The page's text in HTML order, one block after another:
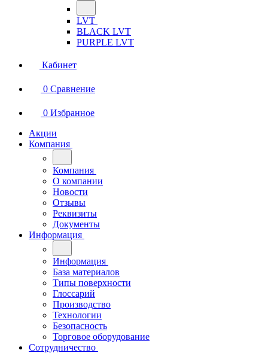
LVT
BLACK LVT
PURPLE LVT
Кабинет
0 Сравнение
0 Избранное
Акции
Компания
Компания
О компании
Новости
Отзывы
Реквизиты
Документы
Информация
Информация
База материалов
Типы поверхности
Глоссарий
Производство
Технологии
Безопасность
Торговое оборудование
Сотрудничество